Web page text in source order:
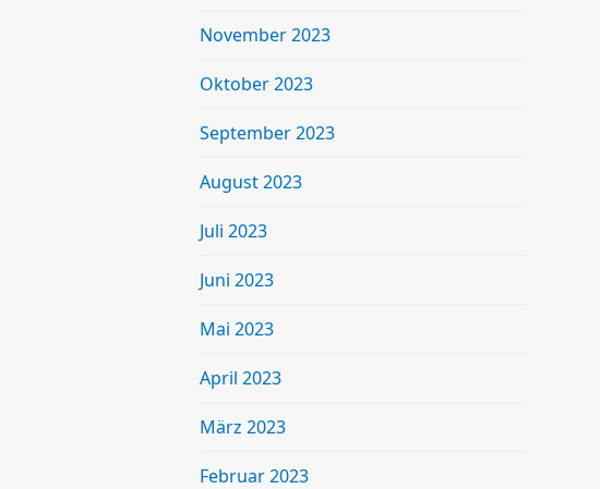
November 2023
Oktober 2023
September 2023
August 2023
Juli 2023
Juni 2023
Mai 2023
April 2023
März 2023
Februar 2023